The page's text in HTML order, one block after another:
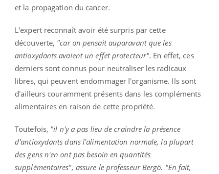
et la propagation du cancer.
L'expert reconnaît avoir été surpris par cette
découverte, "car on pensait auparavant que les
antioxydants avaient un effet protecteur". En effet, ces
derniers sont connus pour neutraliser les radicaux
libres, qui peuvent endommager l'organisme. Ils sont
d'ailleurs couramment présents dans les compléments
alimentaires en raison de cette propriété.
Toutefois, "il n'y a pas lieu de craindre la présence
d'antioxydants dans l'alimentation normale, la plupart
des gens n'en ont pas besoin en quantités
supplémentaires", assure le professeur Bergö. "En fait,